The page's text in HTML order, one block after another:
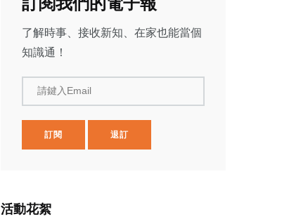
了解時事、接收新知、在家也能當個
知識通！
請鍵入Email
訂閱 退訂
活動花絮